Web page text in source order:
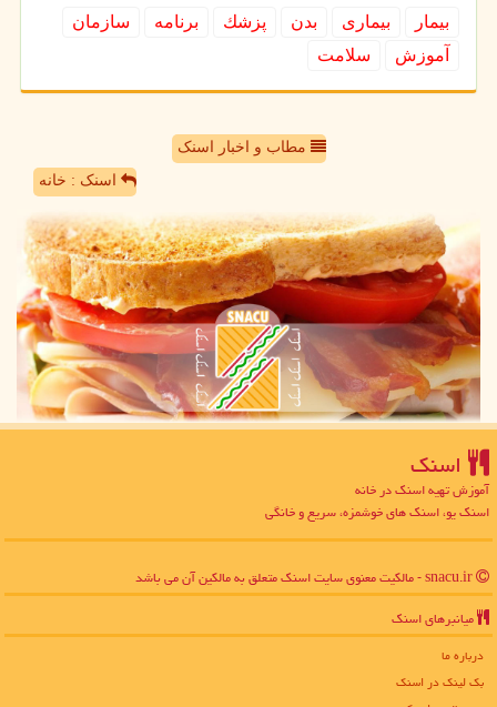
بیمار بیماری بدن پزشك برنامه
سازمان
آموزش
سلامت
مطاب و اخبار اسنک
اسنک : خانه
اسنك
آموزش تهیه اسنک در خانه
اسنک یو، اسنک های خوشمزه، سریع و خانگی
میانبرهای اسنك
درباره ما
بک لینک در اسنك